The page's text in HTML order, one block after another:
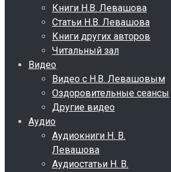
Книги Н.В. Левашова
Статьи Н.В. Левашова
Книги других авторов
Читальный зал
Видео
Видео с Н.В. Левашовым
Оздоровительные сеансы
Другие видео
Аудио
Аудиокниги Н. В.
Левашова
Аудиостатьи Н. В.